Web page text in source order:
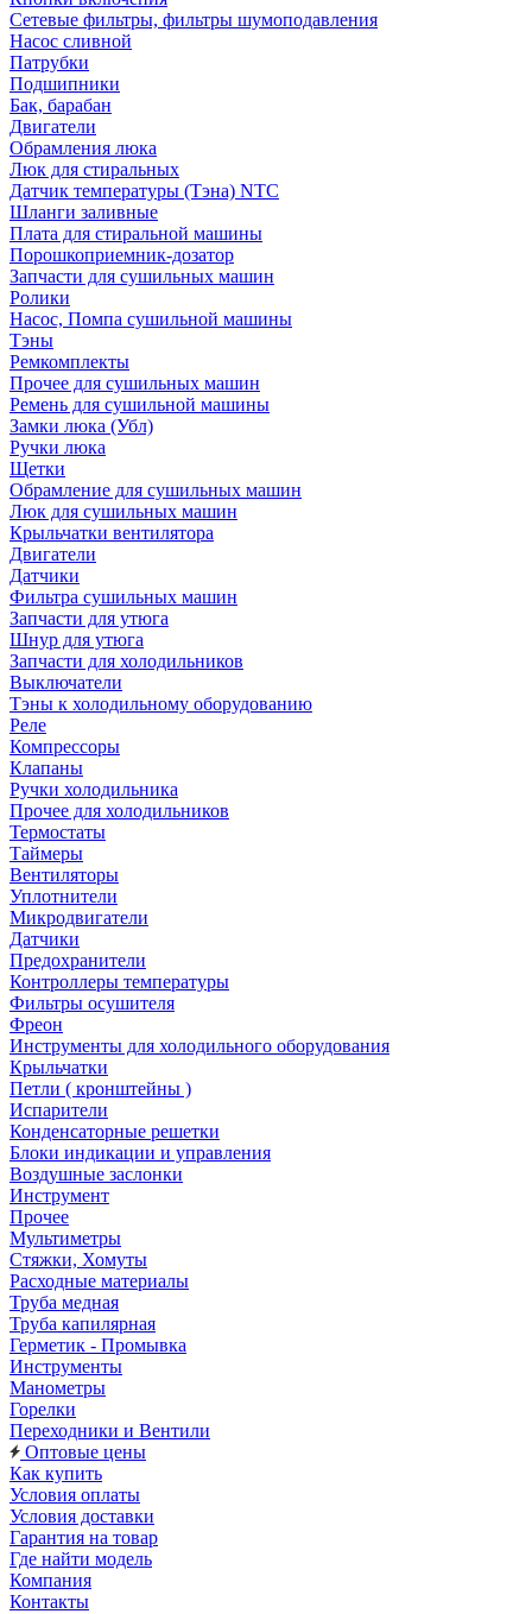
Сетевые фильтры, фильтры шумоподавления
Насос сливной
Патрубки
Подшипники
Бак, барабан
Двигатели
Обрамления люка
Люк для стиральных
Датчик температуры (Тэна) NTC
Шланги заливные
Плата для стиральной машины
Порошкоприемник-дозатор
Запчасти для сушильных машин
Ролики
Насос, Помпа сушильной машины
Тэны
Ремкомплекты
Прочее для сушильных машин
Ремень для сушильной машины
Замки люка (Убл)
Ручки люка
Щетки
Обрамление для сушильных машин
Люк для сушильных машин
Крыльчатки вентилятора
Двигатели
Датчики
Фильтра сушильных машин
Запчасти для утюга
Шнур для утюга
Запчасти для холодильников
Выключатели
Тэны к холодильному оборудованию
Реле
Компрессоры
Клапаны
Ручки холодильника
Прочее для холодильников
Термостаты
Таймеры
Вентиляторы
Уплотнители
Микродвигатели
Датчики
Предохранители
Контроллеры температуры
Фильтры осушителя
Фреон
Инструменты для холодильного оборудования
Крыльчатки
Петли ( кронштейны )
Испарители
Конденсаторные решетки
Блоки индикации и управления
Воздушные заслонки
Инструмент
Прочее
Мультиметры
Стяжки, Хомуты
Расходные материалы
Труба медная
Труба капилярная
Герметик - Промывка
Инструменты
Манометры
Горелки
Переходники и Вентили
Оптовые цены
Как купить
Условия оплаты
Условия доставки
Гарантия на товар
Где найти модель
Компания
Контакты